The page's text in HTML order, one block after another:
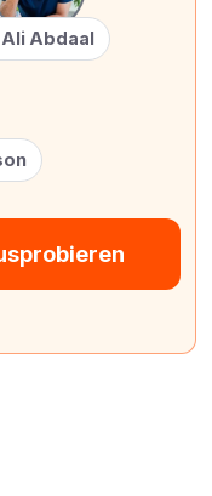
Ali Abdaal